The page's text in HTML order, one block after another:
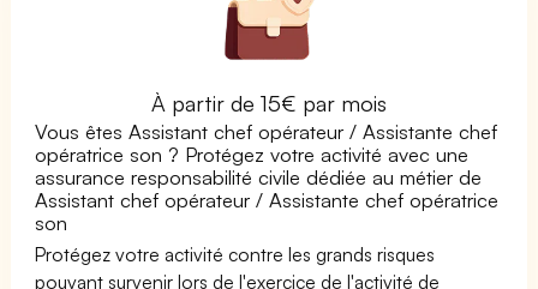
À partir de 15€ par mois
Vous êtes Assistant chef opérateur / Assistante chef
opératrice son ? Protégez votre activité avec une
assurance responsabilité civile dédiée au métier de
Assistant chef opérateur / Assistante chef opératrice
son
Protégez votre activité contre les grands risques
pouvant survenir lors de l'exercice de l'activité de